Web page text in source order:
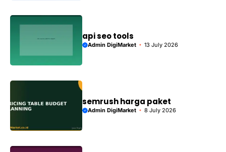
api seo tools
Admin DigiMarket 13 July 2026
semrush harga paket
Admin DigiMarket 8 July 2026